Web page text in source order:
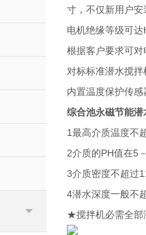
寸，不仅新用户
电机绝缘等级可
根据客户要求可
对标标准潜水搅
内置温度保护传
综合池永磁节能
1最高介质温度不
2介质的PH值在5
3介质密度不超过
4潜水深度一般不
★搅拌机必需全部